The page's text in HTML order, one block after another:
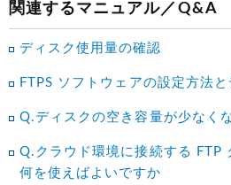
関連するマニュアル／Q&A
ディスク使用量の確認
FTPS ソフトウェアの設定方法
Q.ディスクの空き容量が少なく
Q.クラウド環境に接続する FTP
何を使えばよいですか